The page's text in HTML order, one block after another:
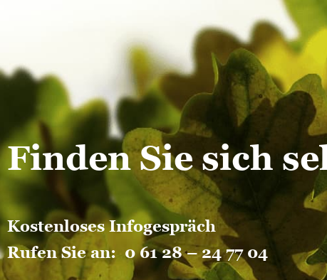
Finden Sie sich
Kostenloses Infogespräch
Rufen Sie an: 0 61 28 – 24 77 04